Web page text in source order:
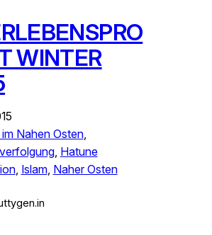
WINTER
Nahen Osten
, Hatune
, Islam, Naher Osten